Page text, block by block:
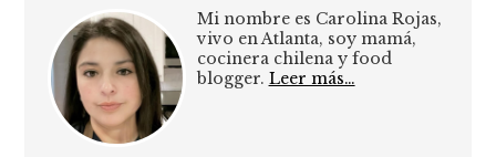
Mi nombre es Carolina Rojas,
vivo en Atlanta, soy mamá,
cocinera chilena y food
blogger. Leer más…